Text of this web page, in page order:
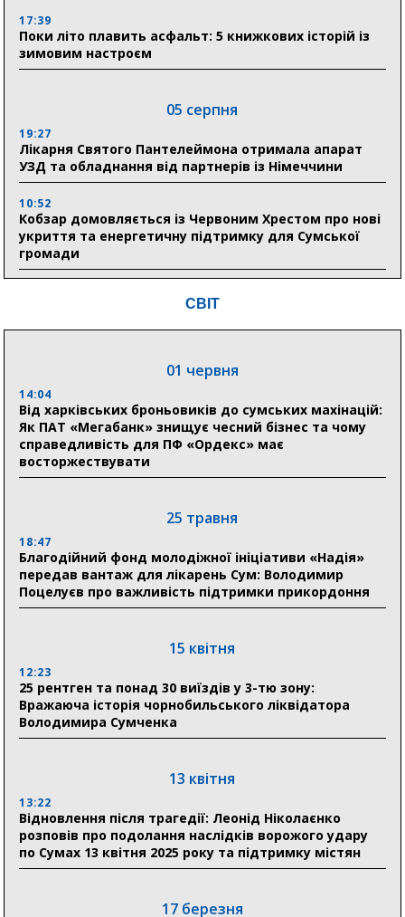
17:39
Поки літо плавить асфальт: 5 книжкових історій із
зимовим настроєм
05 серпня
19:27
Лікарня Святого Пантелеймона отримала апарат
УЗД та обладнання від партнерів із Німеччини
10:52
Кобзар домовляється із Червоним Хрестом про нові
укриття та енергетичну підтримку для Сумської
громади
Понад 8 мільйонів книжок згоріли. Як допомогти
04 серпня
20:41
Пенсійний фонд Сумщини спрямував 0,2 млрд грн
на пенсії, страхові виплати та підтримку
прифронтових громад
03 серпня
Романько розширює програму відпочинку дітей із
прифронтової Сумщини: перша група оздоровилася
в Австрії
відновлення житла майже на 6,6 млн грн
31 липня
17:52
«Укрексімбанк» припиняє виплату пенсій: у
Пенсійному фонді Сумщини пояснили, що робити
людям
Артем Кобзар вручив родинам 20 полеглих Героїв
СВІТ
01 червня
14:04
Від харківських броньовиків до сумських махінацій:
Як ПАТ «Мегабанк» знищує чесний бізнес та чому
справедливість для ПФ «Ордекс» має
восторжествувати
25 травня
18:47
Благодійний фонд молодіжної ініціативи «Надія»
передав вантаж для лікарень Сум: Володимир
Поцелуєв про важливість підтримки прикордоння
15 квітня
12:23
25 рентген та понад 30 виїздів у 3-тю зону:
Вражаюча історія чорнобильського ліквідатора
Володимира Сумченка
13 квітня
13:22
Відновлення після трагедії: Леонід Ніколаєнко
розповів про подолання наслідків ворожого удару
по Сумах 13 квітня 2025 року та підтримку містян
17 березня